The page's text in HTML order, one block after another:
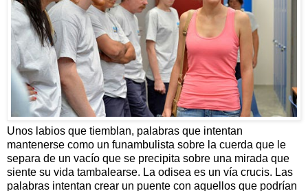
Unos labios que tiemblan, palabras que intentan
mantenerse como un funambulista sobre la cuerda que le
separa de un vacío que se precipita sobre una mirada que
siente su vida tambalearse. La odisea es un vía crucis. Las
palabras intentan crear un puente con aquellos que podrían